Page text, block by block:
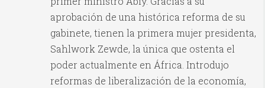
aprobación de una histórica reforma de su
gabinete, tienen la primera mujer presidenta,
Sahlwork Zewde, la única que ostenta el
poder actualmente en África. Introdujo
reformas de liberalización de la economía,